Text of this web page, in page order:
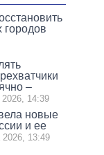
городов
–
2026, 14:39
новые
и ее
2026, 13:49